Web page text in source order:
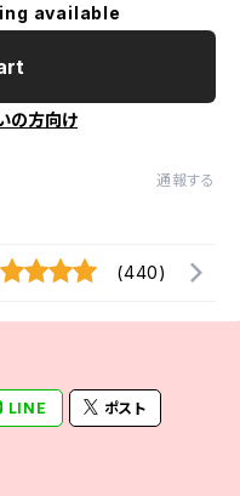
available
の方向け
通報する
(440)
LINE ポスト